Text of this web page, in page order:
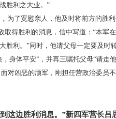
胜利之大业。”
为了宽慰亲人，他及时将前方的胜
取得胜利的消息，信中写道： “本军
胜利。” 同时，他请父母一定要及时
，身体平安”，并再三嘱托父母“请走他
对凶恶的顽军，刚担任营政治委员
这边胜利消息。”新四军营长吕